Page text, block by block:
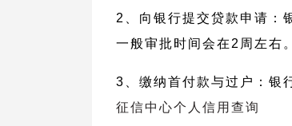
2、向银行提交贷款申请：
一般审批时间会在2周左右。
3、缴纳首付款与过户：银
征信中心个人信用查询